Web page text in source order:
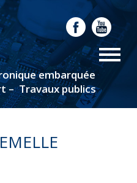
embarquée
– Travaux publics